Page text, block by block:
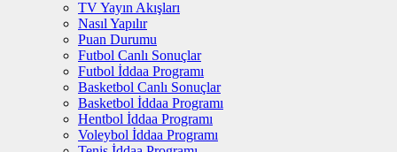
TV Yayın Akışları
Nasıl Yapılır
Puan Durumu
Futbol Canlı Sonuçlar
Futbol İddaa Programı
Basketbol Canlı Sonuçlar
Basketbol İddaa Programı
Hentbol İddaa Programı
Voleybol İddaa Programı